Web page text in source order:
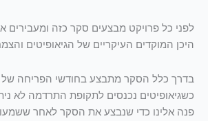
לפני כל פרויקט מבצעים סקר כזה
היכן המוקדים העיקריים של הגיאופיטים
בדרך כלל הסקר מתבצע בחודשי הפריחה של
כשגיאופיטים נכנסים לתקופת התרדמה לא
פנה אלינו כדי שנבצע את הסקר לאחר ששמעו